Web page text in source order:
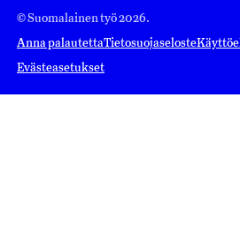
© Suomalainen työ 2026.
Anna palautettaTietosuojaseloste
Evästeasetukset